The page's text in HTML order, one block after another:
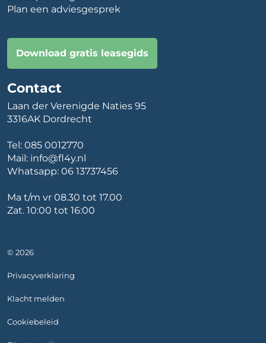
Plan een adviesgesprek
Download gratis leasegids
Contact
Laan der Verenigde Naties 95
3316AK Dordrecht
Tel: 085 0012770
Mail: info@fl4y.nl
Whatsapp: 06 13737456
Ma t/m vr 08.30 tot 17.00
Zat. 10:00 tot 16:00
© 2026
Privacyverklaring
Klacht melden
Cookiebeleid